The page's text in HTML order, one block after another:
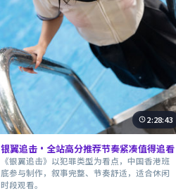
2:28:43
银翼追击·全站高分推荐节奏紧凑值得追看
《银翼追击》以犯罪类型为看点，中国香港班
底参与制作，叙事完整、节奏舒适，适合休闲
时段观看。